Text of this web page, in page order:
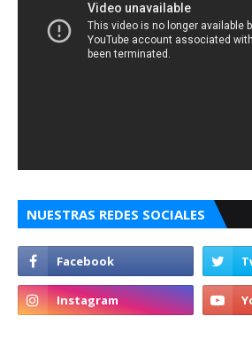
NUESTRAS REDES SOCIALES